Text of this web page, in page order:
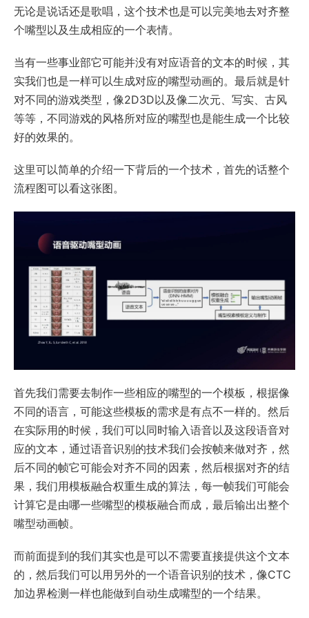
无论是说话还是歌唱，这个技术也是可以完美地去对齐整
个嘴型以及生成相应的一个表情。
当有一些事业部它可能并没有对应语音的文本的时候，其
实我们也是一样可以生成对应的嘴型动画的。最后就是针
对不同的游戏类型，像2D3D以及像二次元、写实、古风
等等，不同游戏的风格所对应的嘴型也是能生成一个比较
好的效果的。
这里可以简单的介绍一下背后的一个技术，首先的话整个
流程图可以看这张图。
首先我们需要去制作一些相应的嘴型的一个模板，根据像
不同的语言，可能这些模板的需求是有点不一样的。然后
在实际用的时候，我们可以同时输入语音以及这段语音对
应的文本，通过语音识别的技术我们会按帧来做对齐，然
后不同的帧它可能会对齐不同的因素，然后根据对齐的结
果，我们用模板融合权重生成的算法，每一帧我们可能会
计算它是由哪一些嘴型的模板融合而成，最后输出出整个
嘴型动画帧。
而前面提到的我们其实也是可以不需要直接提供这个文本
的，然后我们可以用另外的一个语音识别的技术，像CTC
加边界检测一样也能做到自动生成嘴型的一个结果。